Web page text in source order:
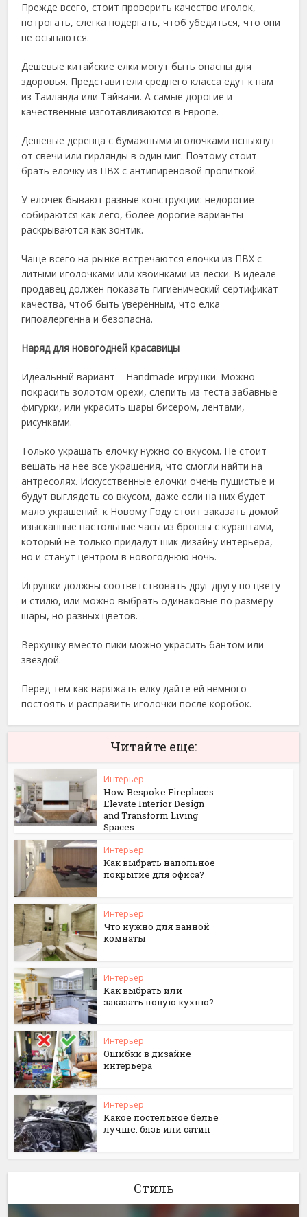
Прежде всего, стоит проверить качество иголок,
потрогать, слегка подергать, чтоб убедиться, что они
не осыпаются.
Дешевые китайские елки могут быть опасны для
здоровья. Представители среднего класса едут к нам
из Таиланда или Тайвани. А самые дорогие и
качественные изготавливаются в Европе.
Дешевые деревца с бумажными иголочками вспыхнут
от свечи или гирлянды в один миг. Поэтому стоит
брать елочку из ПВХ с антипиреновой пропиткой.
У елочек бывают разные конструкции: недорогие –
собираются как лего, более дорогие варианты –
раскрываются как зонтик.
Чаще всего на рынке встречаются елочки из ПВХ с
литыми иголочками или хвоинками из лески. В идеале
продавец должен показать гигиенический сертификат
качества, чтоб быть уверенным, что елка
гипоалергенна и безопасна.
Наряд для новогодней красавицы
Идеальный вариант – Handmade-игрушки. Можно
покрасить золотом орехи, слепить из теста забавные
фигурки, или украсить шары бисером, лентами,
рисунками.
Только украшать елочку нужно со вкусом. Не стоит
вешать на нее все украшения, что смогли найти на
антресолях. Искусственные елочки очень пушистые и
будут выглядеть со вкусом, даже если на них будет
мало украшений. к Новому Году стоит заказать домой
изысканные настольные часы из бронзы с курантами,
который не только придадут шик дизайну интерьера,
но и станут центром в новогоднюю ночь.
Игрушки должны соответствовать друг другу по цвету
и стилю, или можно выбрать одинаковые по размеру
шары, но разных цветов.
Верхушку вместо пики можно украсить бантом или
звездой.
Перед тем как наряжать елку дайте ей немного
постоять и расправить иголочки после коробок.
Читайте еще:
Интерьер
How Bespoke Fireplaces
Elevate Interior Design
and Transform Living
Spaces
Интерьер
Как выбрать напольное
покрытие для офиса?
Интерьер
Что нужно для ванной
комнаты
Интерьер
Как выбрать или
заказать новую кухню?
Интерьер
Ошибки в дизайне
интерьера
Интерьер
Какое постельное белье
лучше: бязь или сатин
Стиль